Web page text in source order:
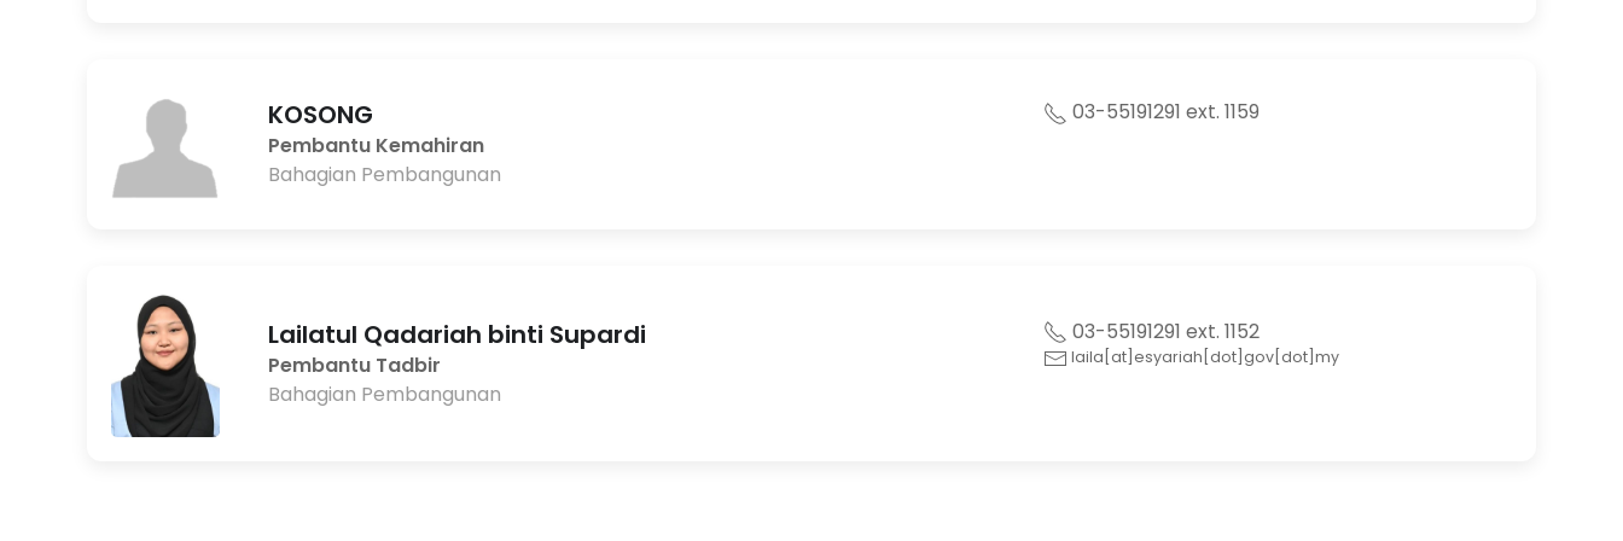
KOSONG
Pembantu Kemahiran
Bahagian Pembangunan
03-55191291 ext. 1159
Lailatul Qadariah binti Supardi
Pembantu Tadbir
Bahagian Pembangunan
03-55191291 ext. 1152
laila[at]esyariah[dot]gov[dot]my